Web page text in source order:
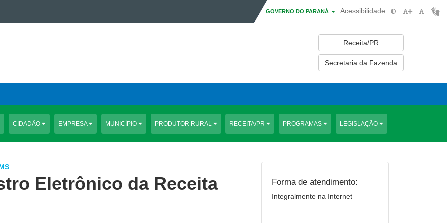
GOVERNO DO PARANÁ Acessibilidade
Receita/PR
Secretaria da Fazenda
CIDADÃO EMPRESA MUNICÍPIO PRODUTOR RURAL RECEITA/PR PROGRAMAS LEGISLAÇÃO
Eletrônico da Receita
Forma de atendimento:
Integralmente na Internet